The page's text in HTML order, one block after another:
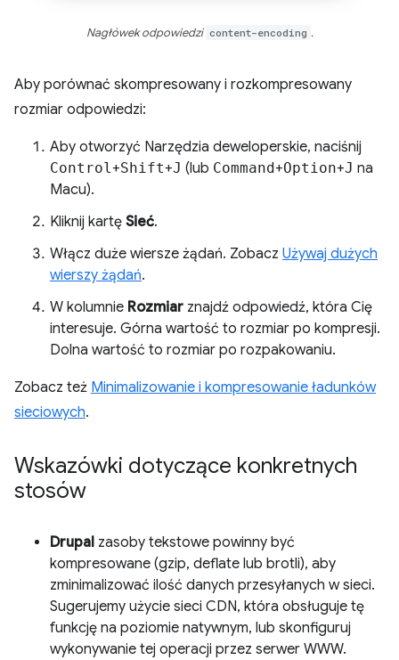
Nagłówek odpowiedzi content-encoding .
Aby porównać skompresowany i rozkompresowany
rozmiar odpowiedzi:
Aby otworzyć Narzędzia deweloperskie, naciśnij
Control+Shift+J (lub Command+Option+J na
Macu).
Kliknij kartę Sieć.
Włącz duże wiersze żądań. Zobacz Używaj dużych
wierszy żądań.
W kolumnie Rozmiar znajdź odpowiedź, która Cię
interesuje. Górna wartość to rozmiar po kompresji.
Dolna wartość to rozmiar po rozpakowaniu.
Zobacz też Minimalizowanie i kompresowanie ładunków
sieciowych.
Wskazówki dotyczące konkretnych
stosów
Drupal zasoby tekstowe powinny być
kompresowane (gzip, deflate lub brotli), aby
zminimalizować ilość danych przesyłanych w sieci.
Sugerujemy użycie sieci CDN, która obsługuje tę
funkcję na poziomie natywnym, lub skonfiguruj
wykonywanie tej operacji przez serwer WWW.